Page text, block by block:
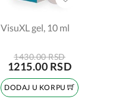
VisuXL gel, 10 ml
1430.00 RSD
1215.00 RSD
DODAJ U KORPU